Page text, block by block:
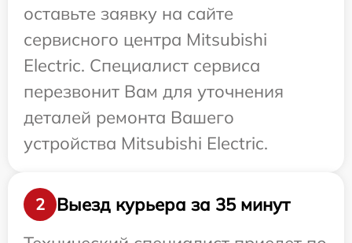
оставьте заявку на сайте
сервисного центра Mitsubishi
Electric. Специалист сервиса
перезвонит Вам для уточнения
деталей ремонта Вашего
устройства Mitsubishi Electric.
2
Выезд курьера за 35 минут